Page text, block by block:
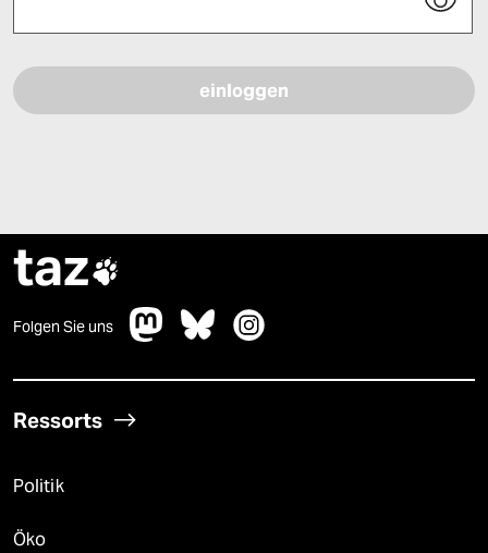
taz
Folgen Sie uns
Ressorts
Politik
Öko